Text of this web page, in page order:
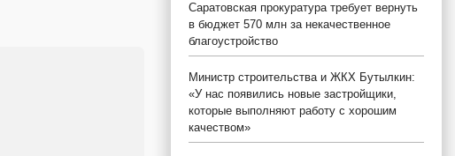
Саратовская прокуратура требует вернуть
в бюджет 570 млн за некачественное
благоустройство
Министр строительства и ЖКХ Бутылкин:
«У нас появились новые застройщики,
которые выполняют работу с хорошим
качеством»